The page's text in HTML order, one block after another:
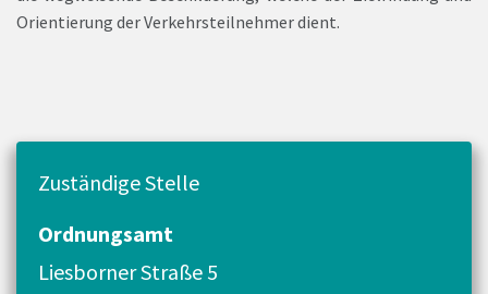
Orientierung der Verkehrsteilnehmer dient.
Zuständige Stelle
Ordnungsamt
Liesborner Straße 5